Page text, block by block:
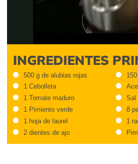
Video
INGREDIENTES
500 g de alubias rojas
1 Cebolleta
1 Tomate maduro
1 Pimiento verde
1 hoja de laurel
2 dientes de ajo
Sal
8
1